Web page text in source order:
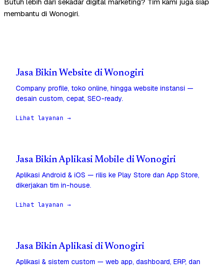
membantu di Wonogiri.
Jasa Bikin Website di Wonogiri
Company profile, toko online, hingga website instansi —
desain custom, cepat, SEO-ready.
Lihat layanan →
Jasa Bikin Aplikasi Mobile di Wonogiri
Aplikasi Android & iOS — rilis ke Play Store dan App Store,
dikerjakan tim in-house.
Lihat layanan →
Jasa Bikin Aplikasi di Wonogiri
Aplikasi & sistem custom — web app, dashboard, ERP, dan